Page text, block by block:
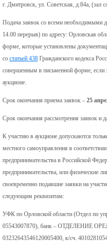
г. Дмитровск, ул. Советская, д.84а, (зал
Подача заявок со всеми необходимыми
14.00 перерыв) по адресу: Орловская
форме, которые установлены
со статьей 438 Гражданского кодекса
совершенным в письменной форме, если
аукционе.
Срок окончания приема заявок – 25
Срок окончания рассмотрения заявок и
К участию в аукционе допускаются
местного самоуправления в
предпринимательства в Российской
предпринимательства, или физические
своевременно подавшие заявки на
следующим реквизитам:
УФК по Орловской области (Отдел по
05543007870), банк – ОТДЕЛЕНИЕ
03232643546120005400, к/сч.